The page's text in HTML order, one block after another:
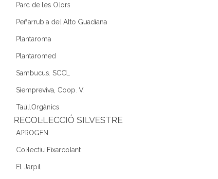
Parc de les Olors
Peñarrubia del Alto Guadiana
Plantaroma
Plantaromed
Sambucus, SCCL
Siempreviva, Coop. V.
TaüllOrgànics
RECOL·LECCIÓ SILVESTRE
APROGEN
Col·lectiu Eixarcolant
El Jarpil